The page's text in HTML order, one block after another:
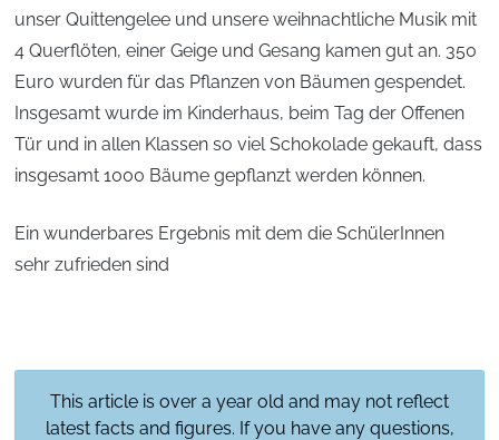
unser Quittengelee und unsere weihnachtliche Musik mit
4 Querflöten, einer Geige und Gesang kamen gut an. 350
Euro wurden für das Pflanzen von Bäumen gespendet.
Insgesamt wurde im Kinderhaus, beim Tag der Offenen
Tür und in allen Klassen so viel Schokolade gekauft, dass
insgesamt 1000 Bäume gepflanzt werden können.
Ein wunderbares Ergebnis mit dem die SchülerInnen
sehr zufrieden sind
This article is over a year old and may not reflect
latest facts and figures. If you have any questions,